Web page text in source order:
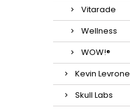
Vitarade
Wellness
WOW!®
Kevin Levrone
Skull Labs